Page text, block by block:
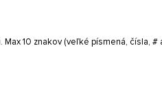
10 znakov (veľké písmená, čísla, #